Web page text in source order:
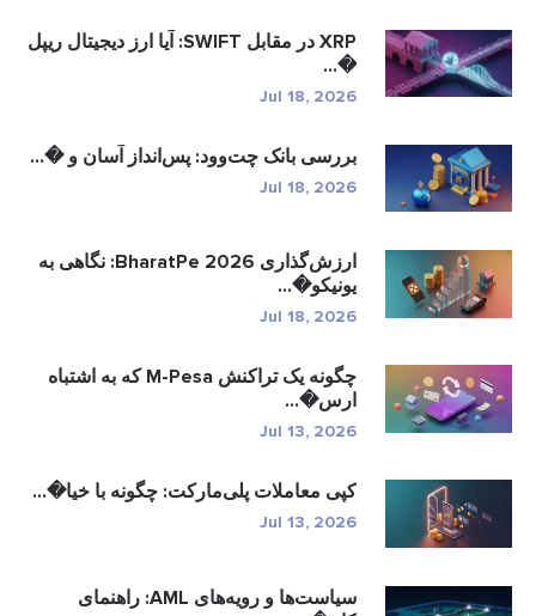
XRP در مقابل SWIFT: آیا ارز دیجیتال ریپل
�...
Jul 18, 2026
بررسی بانک چت‌وود: پس‌انداز آسان و �...
Jul 18, 2026
ارزش‌گذاری BharatPe 2026: نگاهی به
یونیکو�...
Jul 18, 2026
چگونه یک تراکنش M-Pesa که به اشتباه
ارس�...
Jul 13, 2026
کپی معاملات پلی‌مارکت: چگونه با خیا�...
Jul 13, 2026
سیاست‌ها و رویه‌های AML: راهنمای